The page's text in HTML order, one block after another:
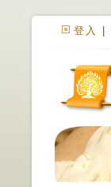
登入